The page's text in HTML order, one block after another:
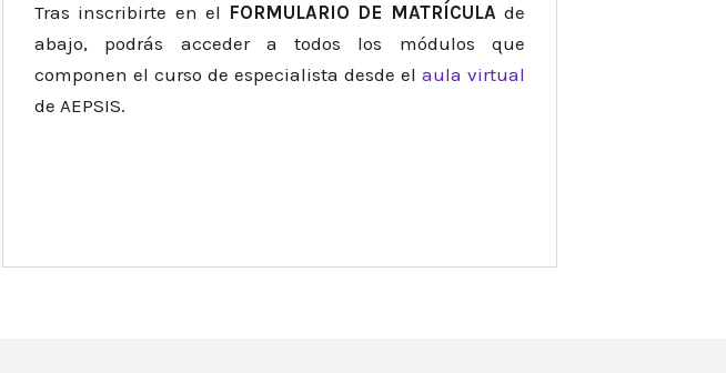
Tras inscribirte en el FORMULARIO DE MATRÍCULAde
abajo, podrás acceder a todos los módulos que
componen el curso de especialista desde el aula virtual
de AEPSIS.